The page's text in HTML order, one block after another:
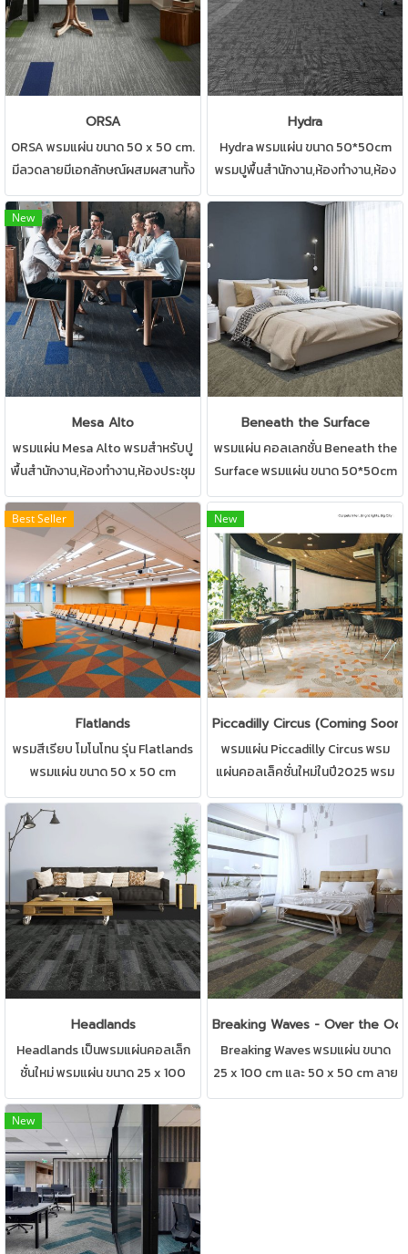
ORSA
ORSA พรมแผ่น ขนาด 50 x 50 cm.
มีลวดลายมีเอกลักษณ์ผสมผสานทั้ง
ลวดลายและสีพื้น สามารถปูได้หลาย
รูปแบบ เหมาะสำหรับ ติดตั้ง
สำนักงาน ห้องทำงาน ห้องประชุม
Hydra
Hydra พรมแผ่น ขนาด 50*50cm
พรมปูพื้นสำนักงาน,ห้องทำงาน,ห้อง
ประชุม พรมปูพื้นราคาประหยัด ลด
ล้างสต็อค!!! ติดตั้งง่ายปูเสร็จใน 1วัน
New
Mesa Alto
พรมแผ่น Mesa Alto พรมสำหรับปู
พื้นสำนักงาน,ห้องทำงาน,ห้องประชุม
มีให้เลืออกหลากหลายแบบ พรมโทน
สีเข้ม มีสไตล์ หรูหรา สุขุม
Beneath the Surface
พรมแผ่น คอลเลกชั่น Beneath the
Surface พรมแผ่น ขนาด 50*50cm
ลายพรมแบบพรมดูทันสมัย สามารถ
ปูได้ทุกสถานที่ เช่น บ้าน สำนักงาน
คอนโด ห้องทำงาน ห้องประชุม ดูแล
รักษาง่าย พรมCarpetsinter
Best Seller
Flatlands
พรมสีเรียบ โมโนโทน รุ่น Flatlands
พรมแผ่น ขนาด 50 x 50 cm
สามารถปูได้ทุกสถานที่ เช่น บ้าน
สำนักงาน คอนโด ห้องทำงาน ห้อง
New
Piccadilly Circus (Coming Soon)
พรมแผ่น Piccadilly Circus พรม
แผ่นคอลเล็คชั่นใหม่ในปี2025 พรม
สำหรับปูพื้นสำนักงาน,ห้อง
ทำงาน,ห้องประชุม มีให้เลือกหลาก
หลายแบบ
Headlands
Headlands เป็นพรมแผ่นคอลเล็ก
ชั่นใหม่ พรมแผ่น ขนาด 25 x 100
cm. ดีไซน์สวยงสม สามารถปูได้ทุก
สถานที่ เช่น บ้าน สำนักงาน คอนโด
ห้องทำงาน ห้องประชุม ดูแลรักษา
ง่าย Carpetsinter
Breaking Waves - Over the
Breaking Waves พรมแผ่น ขนาด
25 x 100 cm และ 50 x 50 cm ลาย
พรมผสมผสานกันอย่างลงตัว
New